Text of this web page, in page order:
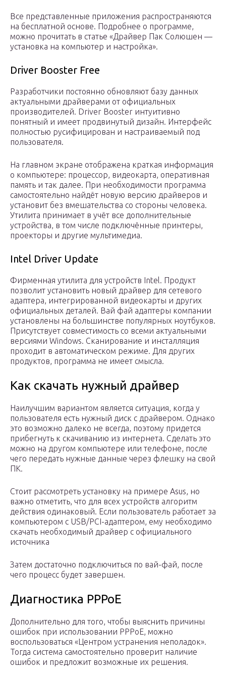
Все представленные приложения распространяются
на бесплатной основе. Подробнее о программе,
можно прочитать в статье «Драйвер Пак Солюшен —
установка на компьютер и настройка».
Driver Booster Free
Разработчики постоянно обновляют базу данных
актуальными драйверами от официальных
производителей. Driver Booster интуитивно
понятный и имеет продвинутый дизайн. Интерфейс
полностью русифицирован и настраиваемый под
пользователя.
На главном экране отображена краткая информация
о компьютере: процессор, видеокарта, оперативная
память и так далее. При необходимости программа
самостоятельно найдёт новую версию драйверов и
установит без вмешательства со стороны человека.
Утилита принимает в учёт все дополнительные
устройства, в том числе подключённые принтеры,
проекторы и другие мультимедиа.
Intel Driver Update
Фирменная утилита для устройств Intel. Продукт
позволит установить новый драйвер для сетевого
адаптера, интегрированной видеокарты и других
официальных деталей. Вай фай адаптеры компании
установлены на большинстве популярных ноутбуков.
Присутствует совместимость со всеми актуальными
версиями Windows. Сканирование и инсталляция
проходит в автоматическом режиме. Для других
продуктов, программа не имеет смысла.
Как скачать нужный драйвер
Наилучшим вариантом является ситуация, когда у
пользователя есть нужный диск с драйвером. Однако
это возможно далеко не всегда, поэтому придется
прибегнуть к скачиванию из интернета. Сделать это
можно на другом компьютере или телефоне, после
чего передать нужные данные через флешку на свой
ПК.
Стоит рассмотреть установку на примере Asus, но
важно отметить, что для всех устройств алгоритм
действия одинаковый. Если пользователь работает за
компьютером с USB/PCI-адаптером, ему необходимо
скачать необходимый драйвер с официального
источника
Затем достаточно подключиться по вай-фай, после
чего процесс будет завершен.
Диагностика PPPoE
Дополнительно для того, чтобы выяснить причины
ошибок при использовании PPPoE, можно
воспользоваться «Центром устранения неполадок».
Тогда система самостоятельно проверит наличие
ошибок и предложит возможные их решения.